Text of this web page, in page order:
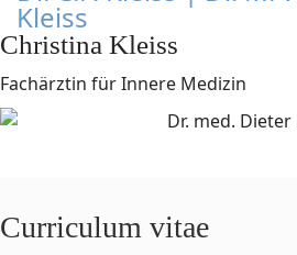
Christina Kleiss
Fachärztin für Innere Medizin
Curriculum vitae